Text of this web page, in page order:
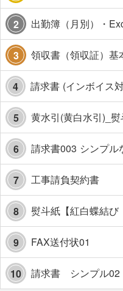
2 出勤簿（月別）・
3 領収書（領収証）基
4
5 黄水引(黄白水引)_
6 請求書003 シンプル
7 工事請負契約書
8 熨斗紙【紅白蝶結
9 FAX送付状01
10 請求書 シンプル02